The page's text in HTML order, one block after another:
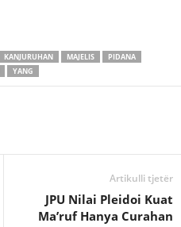
KANJURUHAN MAJELIS
PIDANA
YANG
Artikulli tjetër
JPU Nilai Pleidoi Kuat
Ma’ruf Hanya Curahan